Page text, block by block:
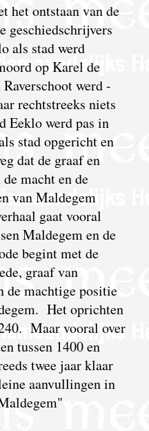
het ontstaan van de
geschiedschrijvers
als stad werd
op Karel de
werd -
rechtstreeks niets
Eeklo werd pas in
stad opgericht en
dat de graaf en
macht en de
van Maldegem
gaat vooral
Maldegem en de
begint met de
graaf van
de machtige positie
Het oprichten
Maar vooral over
tussen 1400 en
twee jaar klaar
aanvullingen in